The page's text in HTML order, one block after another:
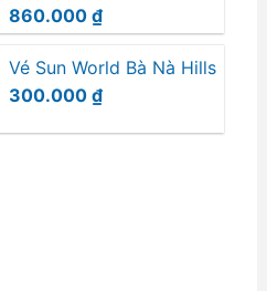
860.000 ₫
Vé Sun World Bà Nà Hills
300.000 ₫